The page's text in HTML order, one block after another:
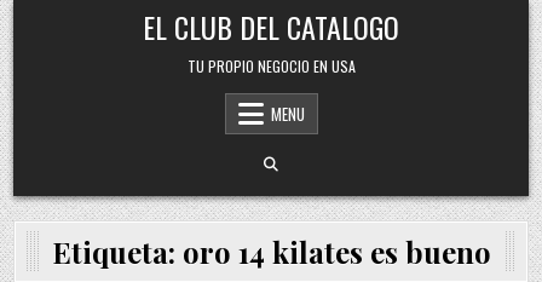
Skip
to
content
EL CLUB DEL CATALOGO
TU PROPIO NEGOCIO EN USA
MENU
Etiqueta: oro 14 kilates es bueno